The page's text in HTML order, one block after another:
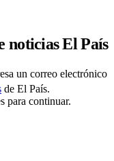
noticias El País
un correo electrónico
de El País.
para continuar.